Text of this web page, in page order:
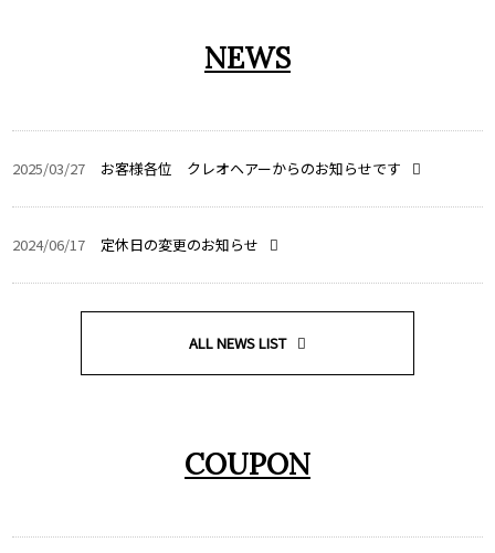
NEWS
2025/03/27 お客様各位 クレオヘアーからのお知らせです
2024/06/17 定休日の変更のお知らせ
ALL NEWS LIST
COUPON